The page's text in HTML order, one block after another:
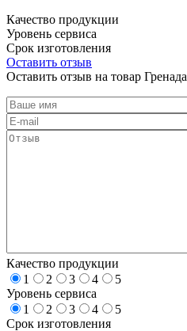
Качество продукции
Уровень сервиса
Срок изготовления
Оставить отзыв
Оставить отзыв на товар Гренада
Качество продукции
1
2 3 4
5
Уровень сервиса
1
2 3 4
5
Срок изготовления